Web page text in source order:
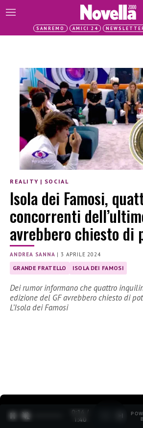
SANREMO AMICI 24
REALITY | SOCIAL
Isola dei Famosi,
concorrenti
avrebbero chiesto di
ANDREA SANNA |3 APRILE 2024
GRANDE FRATELLO ISOLA DEI FAMOSI
Dei rumor informano che quattro
edizione del GF avrebbero chiesto di
L’Isola dei Famosi
0:15 /
1:40